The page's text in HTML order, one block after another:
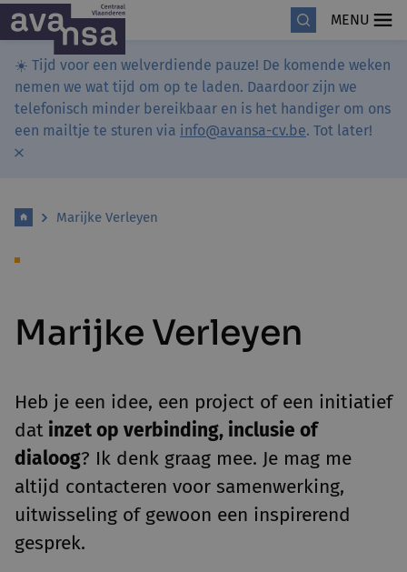
MENU
☀️ Tijd voor een welverdiende pauze! De komende weken
nemen we wat tijd om op te laden. Daardoor zijn we
telefonisch minder bereikbaar en is het handiger om ons
een mailtje te sturen via info@avansa-cv.be. Tot later!
Marijke Verleyen
Marijke Verleyen
Heb je een idee, een project of een initiatief
dat inzet op verbinding, inclusie of
dialoog? Ik denk graag mee. Je mag me
altijd contacteren voor samenwerking,
uitwisseling of gewoon een inspirerend
gesprek.